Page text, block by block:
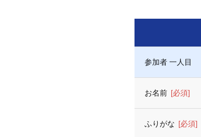
参加者 一人目
お名前 [必須]
ふりがな [必須]